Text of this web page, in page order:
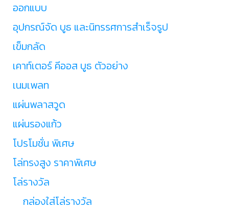
ออกแบบ
อุปกรณ์จัด บูธ และนิทรรศการสำเร็จรูป
เข็มกลัด
เคาท์เตอร์ คีออส บูธ ตัวอย่าง
เนมเพลท
แผ่นพลาสวูด
แผ่นรองแก้ว
โปรโมชั่น พิเศษ
โล่ทรงสูง ราคาพิเศษ
โล่รางวัล
กล่องใส่โล่รางวัล